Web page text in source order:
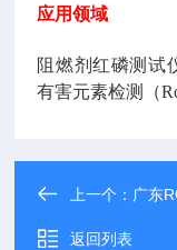
应用领域
阻燃剂红磷测试
有害元素检测（
上一个： 广东
返回列表